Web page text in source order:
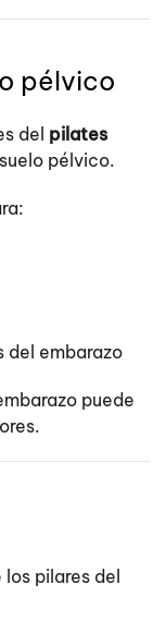
pélvico
del pilates
pélvico.
del embarazo
puede
pilares del